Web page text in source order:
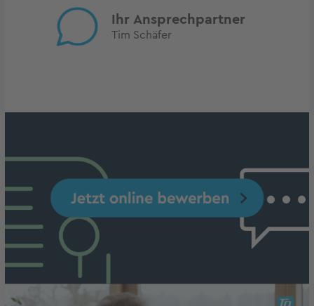
Ihr Ansprechpartner
Tim Schäfer